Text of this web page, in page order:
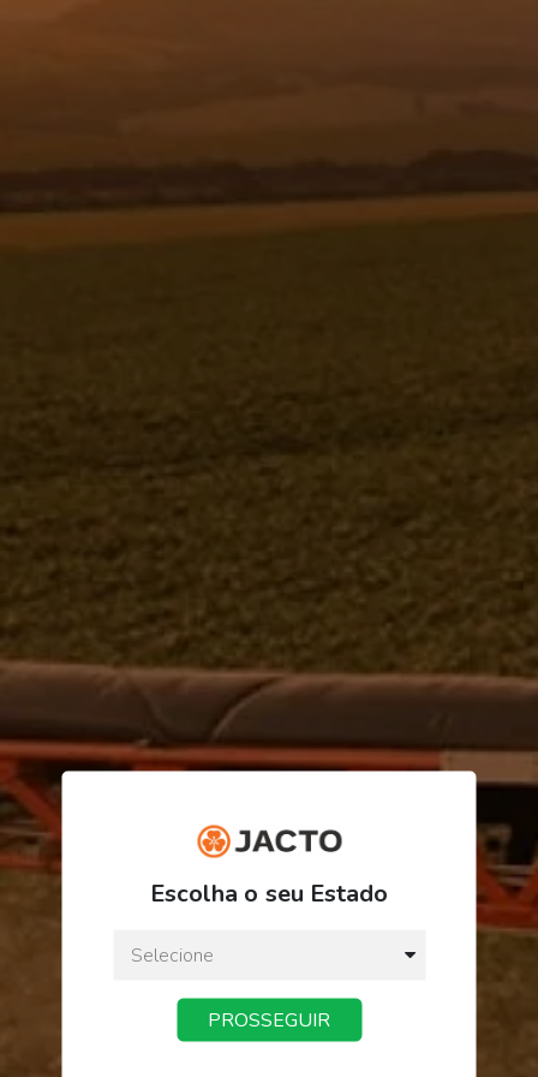
MANG.HIDR.C/TERM SAE J517
R$ 657,87
ou3xde R$ 219,29
Preço a vista:
Escolha o seu Estado
PROSSEGUIR